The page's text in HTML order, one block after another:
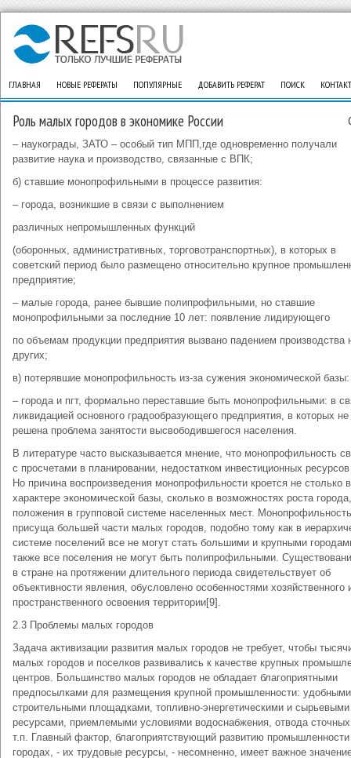
ГЛАВНАЯ НОВЫЕ РЕФЕРАТЫ ПОПУЛЯРНЫЕ ДОБАВИТЬ РЕФЕРАТ ПОИСК
Роль малых городов в экономике России
– наукограды, ЗАТО – особый тип МПП,где одновременно получали
развитие наука и производство, связанные с ВПК;
б) ставшие монопрофильными в процессе развития:
– города, возникшие в связи с выполнением
различных непромышленных функций
(оборонных, административных, торговотранспортных), в которых в
советский период было размещено относительно крупное
предприятие;
– малые города, ранее бывшие полипрофильными, но ставшие
монопрофильными за последние 10 лет: появление лидирующего
по объемам продукции предприятия вызвано падением производства
других;
в) потерявшие монопрофильность из-за сужения экономической базы:
– города и пгт, формально переставшие быть монопрофильными: в
ликвидацией основного градообразующего предприятия, в которых не
решена проблема занятости высвободившегося населения.
В литературе часто высказывается мнение, что монопрофильность
с просчетами в планировании, недостатком инвестиционных
Но причина воспроизведения монопрофильности кроется не столько в
характере экономической базы, сколько в возможностях роста
положения в групповой системе населенных мест. Монопрофильность
присуща большей части малых городов, подобно тому как в
системе поселений все не могут стать большими и крупными
также все поселения не могут быть полипрофильными.
в стране на протяжении длительного периода свидетельствует об
объективности явления, обусловлено особенностями хозяйственного
пространственного освоения территории[9].
2.3 Проблемы малых городов
Задача активизации развития малых городов не требует, чтобы
малых городов и поселков развивались к качестве крупных
центров. Большинство малых городов не обладает благоприятными
предпосылками для размещения крупной промышленности: удобными
строительными площадками, топливно-энергетическими и сырьевыми
ресурсами, приемлемыми условиями водоснабжения, отвода
т.п. Главный фактор, благоприятствующий развитию промышленности
городах, - их трудовые ресурсы, - несомненно, имеет важное